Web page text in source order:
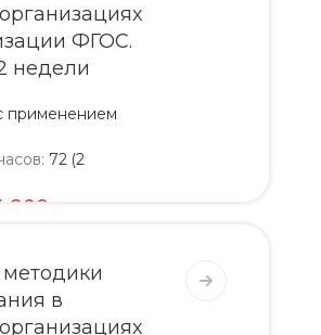
ФГОС.
недели
применением
: 72 (2
4 200
в